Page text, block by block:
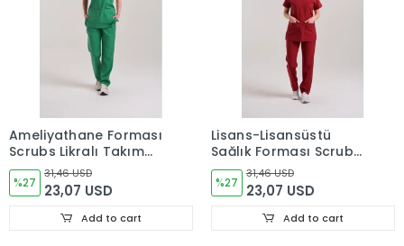
Ameliyathane Forması
Scrubs Likralı Takım
Sağlık Bakanlığı
Uyumlu-Frosty Spruce
%27
31,46 USD
23,07 USD
Add to cart
Lisans-Lisansüstü
Sağlık Forması Scrubs
Likralı Takım Sağlık
Bakanlığı Uyumlu-
Biking Red
%27
31,46 USD
23,07 USD
Add to cart